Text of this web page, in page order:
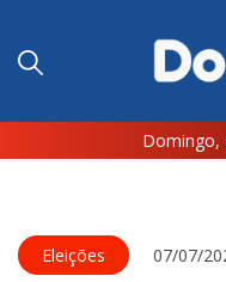
Domingo,
Eleições 07/07/